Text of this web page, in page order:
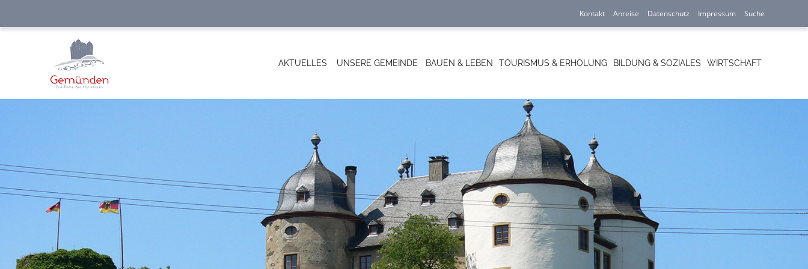
Navigation
Kontakt Anreise Datenschutz Impressum Suche
NAVIGATION AKTUELLES UNSERE GEMEINDE BAUEN & LEBEN TOURISMUS & ERHOLUNG BILDUNG & SOZIALES WIRTSCHAFT